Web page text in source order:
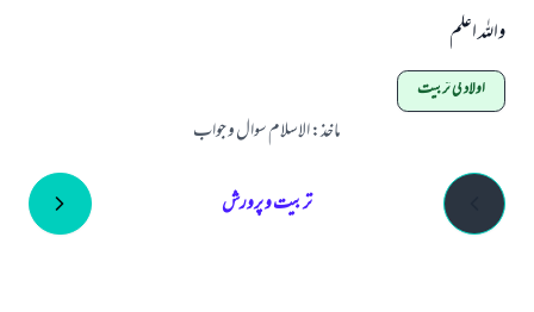
واللہ اعلم
اولاد کی تربیت
ماخذ:الاسلام سوال و جواب
تربیت و پرورش